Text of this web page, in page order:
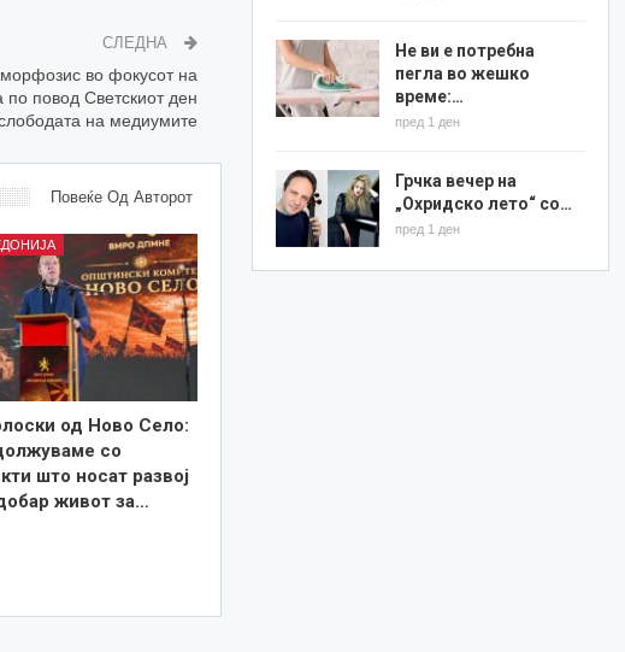
СЛЕДНА
во фокусот на
повод Светскиот ден
на медиумите
Повеќе Од Авторот
од Ново Село:
со
што носат развој
живот за…
Не ви е потребна
пегла во жешко
време:…
пред 1 ден
Грчка вечер на
„Охридско лето“ со…
пред 1 ден